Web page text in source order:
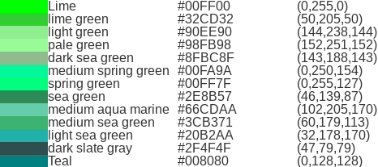
Lime
#00FF00
(0,255,0)
lime green
#32CD32
(50,205,50)
light green
#90EE90
(144,238,144)
pale green
#98FB98
(152,251,152)
dark sea green
#8FBC8F
(143,188,143)
medium spring green
#00FA9A
(0,250,154)
spring green
#00FF7F
(0,255,127)
sea green
#2E8B57
(46,139,87)
medium aqua marine #66CDAA
(102,205,170)
medium sea green
#3CB371
(60,179,113)
light sea green
#20B2AA
(32,178,170)
dark slate gray
#2F4F4F
(47,79,79)
Teal
#008080
(0,128,128)